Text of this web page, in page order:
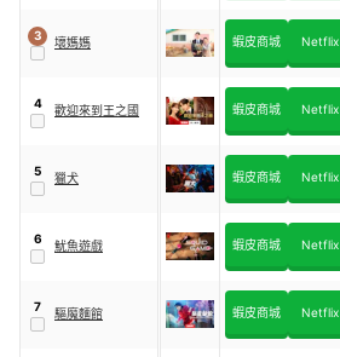
3 壞媽媽 蝦皮商城 Netflix
4 歡迎來到王之國 蝦皮商城 Netflix
5 獵犬 蝦皮商城 Netflix
6 魷魚遊戲 蝦皮商城 Netflix
7 驅魔麵館 蝦皮商城 Netflix